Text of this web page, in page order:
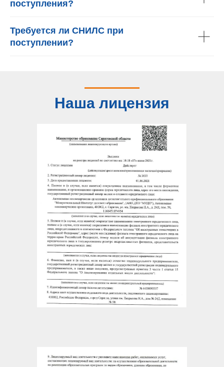
поступления?
Требуется ли СНИЛС при
поступлении?
Наша лицензия